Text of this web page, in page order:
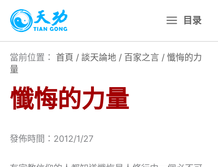
主
目录
當前位置： 首頁 / 談天論地 / 百家之言 / 懺悔的力
量
懺悔的力量
發佈時間：2012/1/27